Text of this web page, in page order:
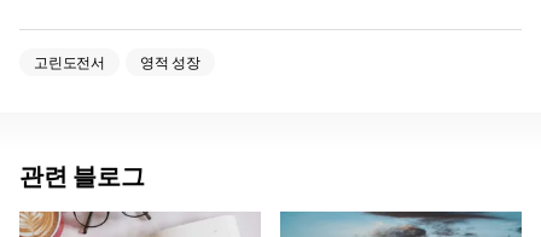
고린도전서 영적 성장
관련 블로그